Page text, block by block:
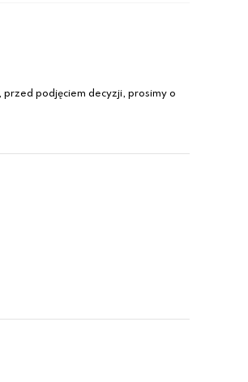
przed podjęciem decyzji, prosimy o